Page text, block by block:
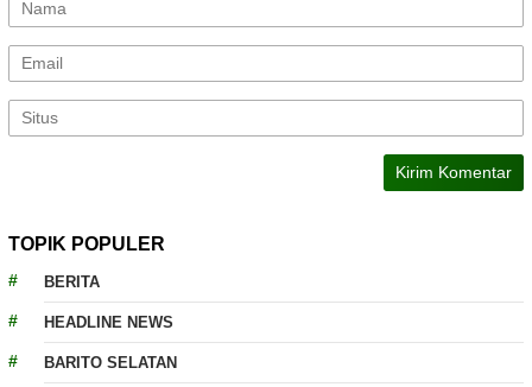
TOPIK POPULER
BERITA
HEADLINE NEWS
BARITO SELATAN